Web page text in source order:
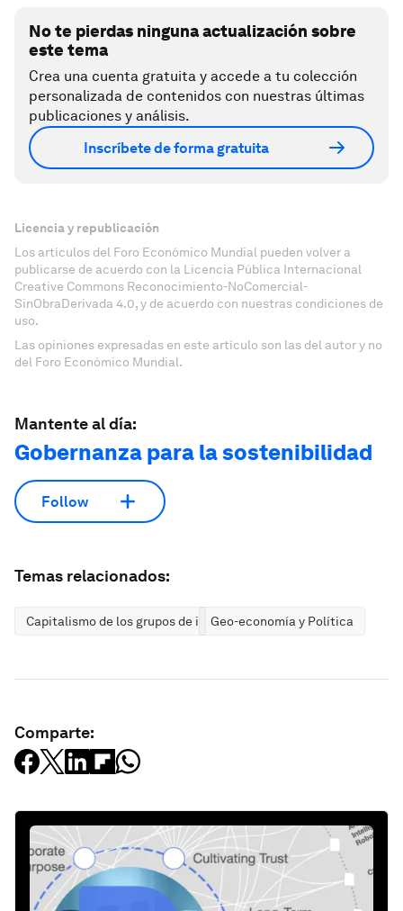
No te pierdas ninguna actualización sobre
este tema
Crea una cuenta gratuita y accede a tu colección
personalizada de contenidos con nuestras últimas
publicaciones y análisis.
Inscríbete de forma gratuita
Licencia y republicación
Los artículos del Foro Económico Mundial pueden volver a
publicarse de acuerdo con la Licencia Pública Internacional
Creative Commons Reconocimiento-NoComercial-
SinObraDerivada 4.0, y de acuerdo con nuestras condiciones de
uso.
Las opiniones expresadas en este artículo son las del autor y no
del Foro Económico Mundial.
Mantente al día:
Gobernanza para la sostenibilidad
Follow
Temas relacionados:
Capitalismo de los grupos de interésGeo-economía y Política
Comparte: